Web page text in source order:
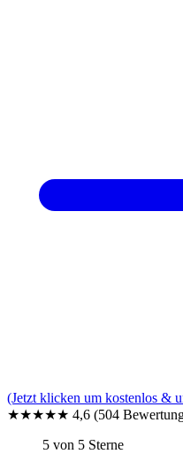
(Jetzt klicken um kostenlos &
★★★★★ 4,6 (504
5 von 5 Sterne